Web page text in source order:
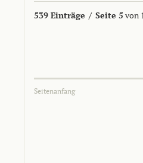
539 Einträge / Seite 5 von
Seitenanfang